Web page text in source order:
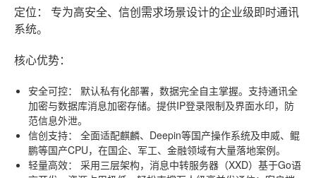
定位：
专为高安全、信创需求场景设计的企业级即时通讯
系统。
核心优势：
安全可控：
默认私有化部署，数据完全自主掌握。支持通讯全
加密与数据库消息加密存储。提供IP登录限制及界面水印，防
范信息外泄。
信创支持：
全面适配麒麟、Deepin等国产操作系统及申威、鲲
鹏等国产CPU，在国企、军工、金融领域有大量落地案例。
轻量高效：
采用三层架构，消息中转服务器（XXD）基于Go语